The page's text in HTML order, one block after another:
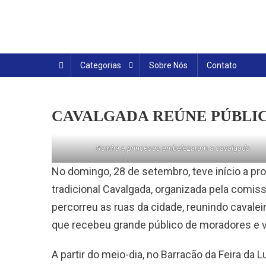
Categorias Sobre Nós Contato
CAVALGADA REÚNE
Rainha e princesas embelezaram a cavalgada
No domingo, 28 de setembro, teve início a
tradicional Cavalgada, organizada pela
percorreu as ruas da cidade, reunindo
que recebeu grande público de moradores e
A partir do meio-dia, no Barracão da Feira da